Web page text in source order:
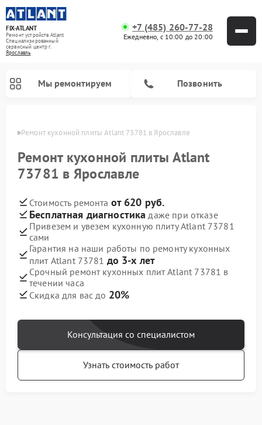
FIX-ATLANT
Ремонт устройств Atlant
Специализированный
cервисный центр г.
Ярославль
+7 (485) 260-77-28
Ежедневно, с 10:00 до 20:00
Мы ремонтируем Позвонить
Ремонт кухонной плиты Atlant 73781 в Ярославле
Ремонт кухонной плиты Atlant
73781 в Ярославле
Стоимость ремонта от 620 руб.
Бесплатная диагностика даже при отказе
Привезем и увезем кухонную плиту Atlant 73781
сами
Гарантия на наши работы по ремонту кухонных
плит Atlant 73781 до 3-х лет
Срочный ремонт кухонных плит Atlant 73781 в
течении часа
Скидка для вас до 20%
Консультация со специалистом
Узнать стоимость работ